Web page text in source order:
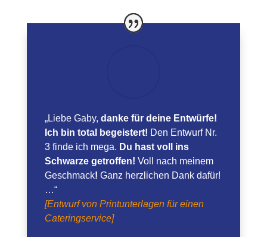
„Liebe Gaby, danke für deine Entwürfe!
Ich bin total begeistert! Den Entwurf Nr.
3 finde ich mega. Du hast voll ins
Schwarze getroffen! Voll nach meinem
Geschmack! Ganz herzlichen Dank dafür!
…“
[Entwurf von Printunterlagen für einen
Cateringservice]